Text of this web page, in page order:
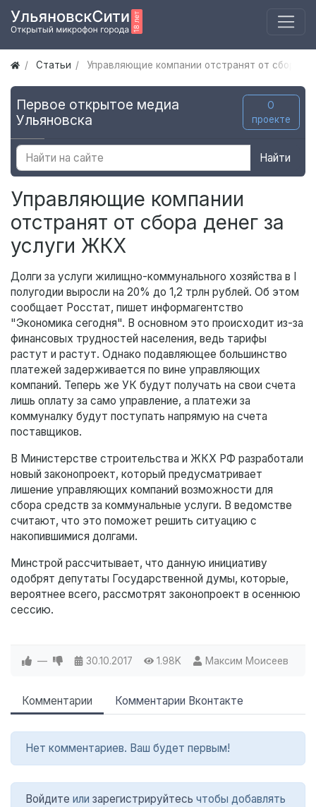
Статьи Управляющие компании отстранят от сбора
Первое открытое медиа
Ульяновска
О
проекте
Найти
Управляющие компании
отстранят от сбора денег за
услуги ЖКХ
Долги за услуги жилищно-коммунального хозяйства в I
полугодии выросли на 20% до 1,2 трлн рублей. Об этом
сообщает Росстат, пишет информагентство
"Экономика сегодня". В основном это происходит из-за
финансовых трудностей населения, ведь тарифы
растут и растут. Однако подавляющее большинство
платежей задерживается по вине управляющих
компаний. Теперь же УК будут получать на свои счета
лишь оплату за само управление, а платежи за
коммуналку будут поступать напрямую на счета
поставщиков.
В Министерстве строительства и ЖКХ РФ разработали
новый законопроект, который предусматривает
лишение управляющих компаний возможности для
сбора средств за коммунальные услуги. В ведомстве
считают, что это поможет решить ситуацию с
накопившимися долгами.
Минстрой рассчитывает, что данную инициативу
одобрят депутаты Государственной думы, которые,
вероятнее всего, рассмотрят законопроект в осеннюю
сессию.
— 30.10.2017 1.98K Максим Моисеев
Комментарии Комментарии Вконтакте
Нет комментариев. Ваш будет первым!
Войдите или зарегистрируйтесь чтобы добавлять